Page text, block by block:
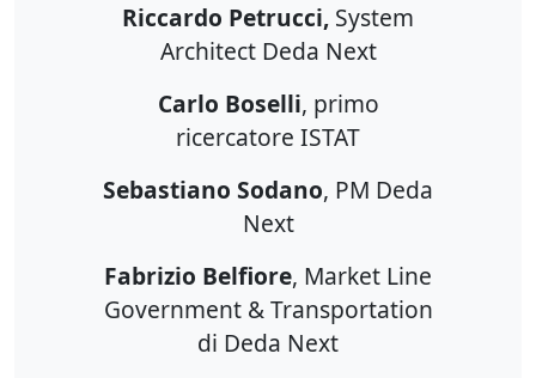
Riccardo Petrucci, System
Architect Deda Next
Carlo Boselli, primo
ricercatore ISTAT
Sebastiano Sodano, PM Deda
Next
Fabrizio Belfiore, Market Line
Government & Transportation
di Deda Next